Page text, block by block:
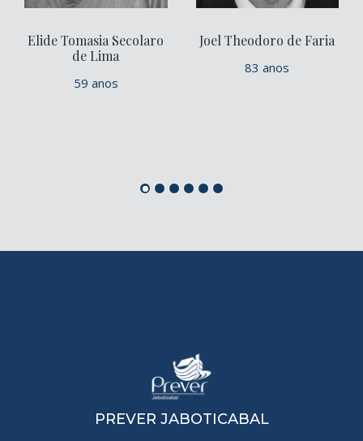
Elide Tomasia Secolaro
de Lima
59 anos
Joel Theodoro de Faria
83 anos
PREVER JABOTICABAL